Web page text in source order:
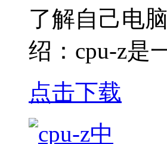
了解自己电
绍：cpu-z是
点击下载